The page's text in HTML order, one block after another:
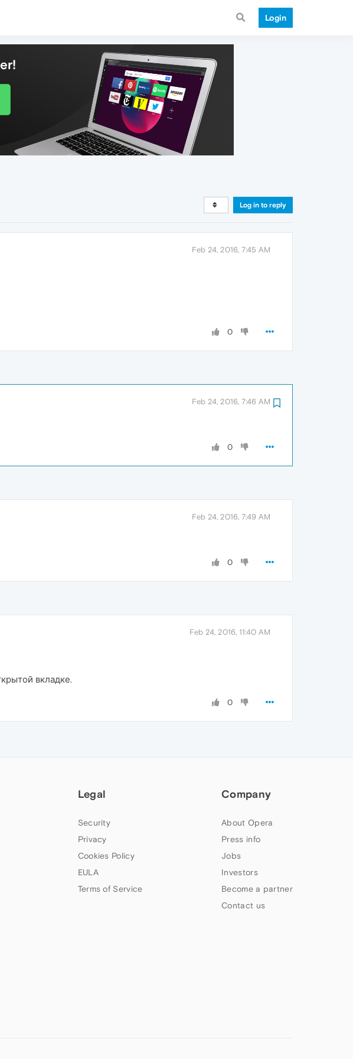
Login
Log in to reply
Feb 24, 2016, 7:45 AM
0
Feb 24, 2016, 7:46 AM
0
Feb 24, 2016, 7:49 AM
0
Feb 24, 2016, 11:40 AM
вкладке.
0
Legal
Security
Privacy
Cookies Policy
EULA
Terms of Service
Company
About Opera
Press info
Jobs
Investors
Become a partner
Contact us